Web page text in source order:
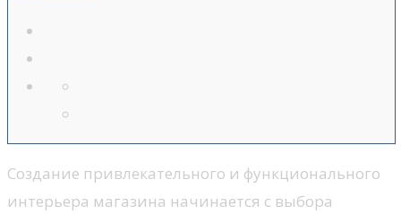
Создание привлекательного и функционального
интерьера магазина начинается с выбора